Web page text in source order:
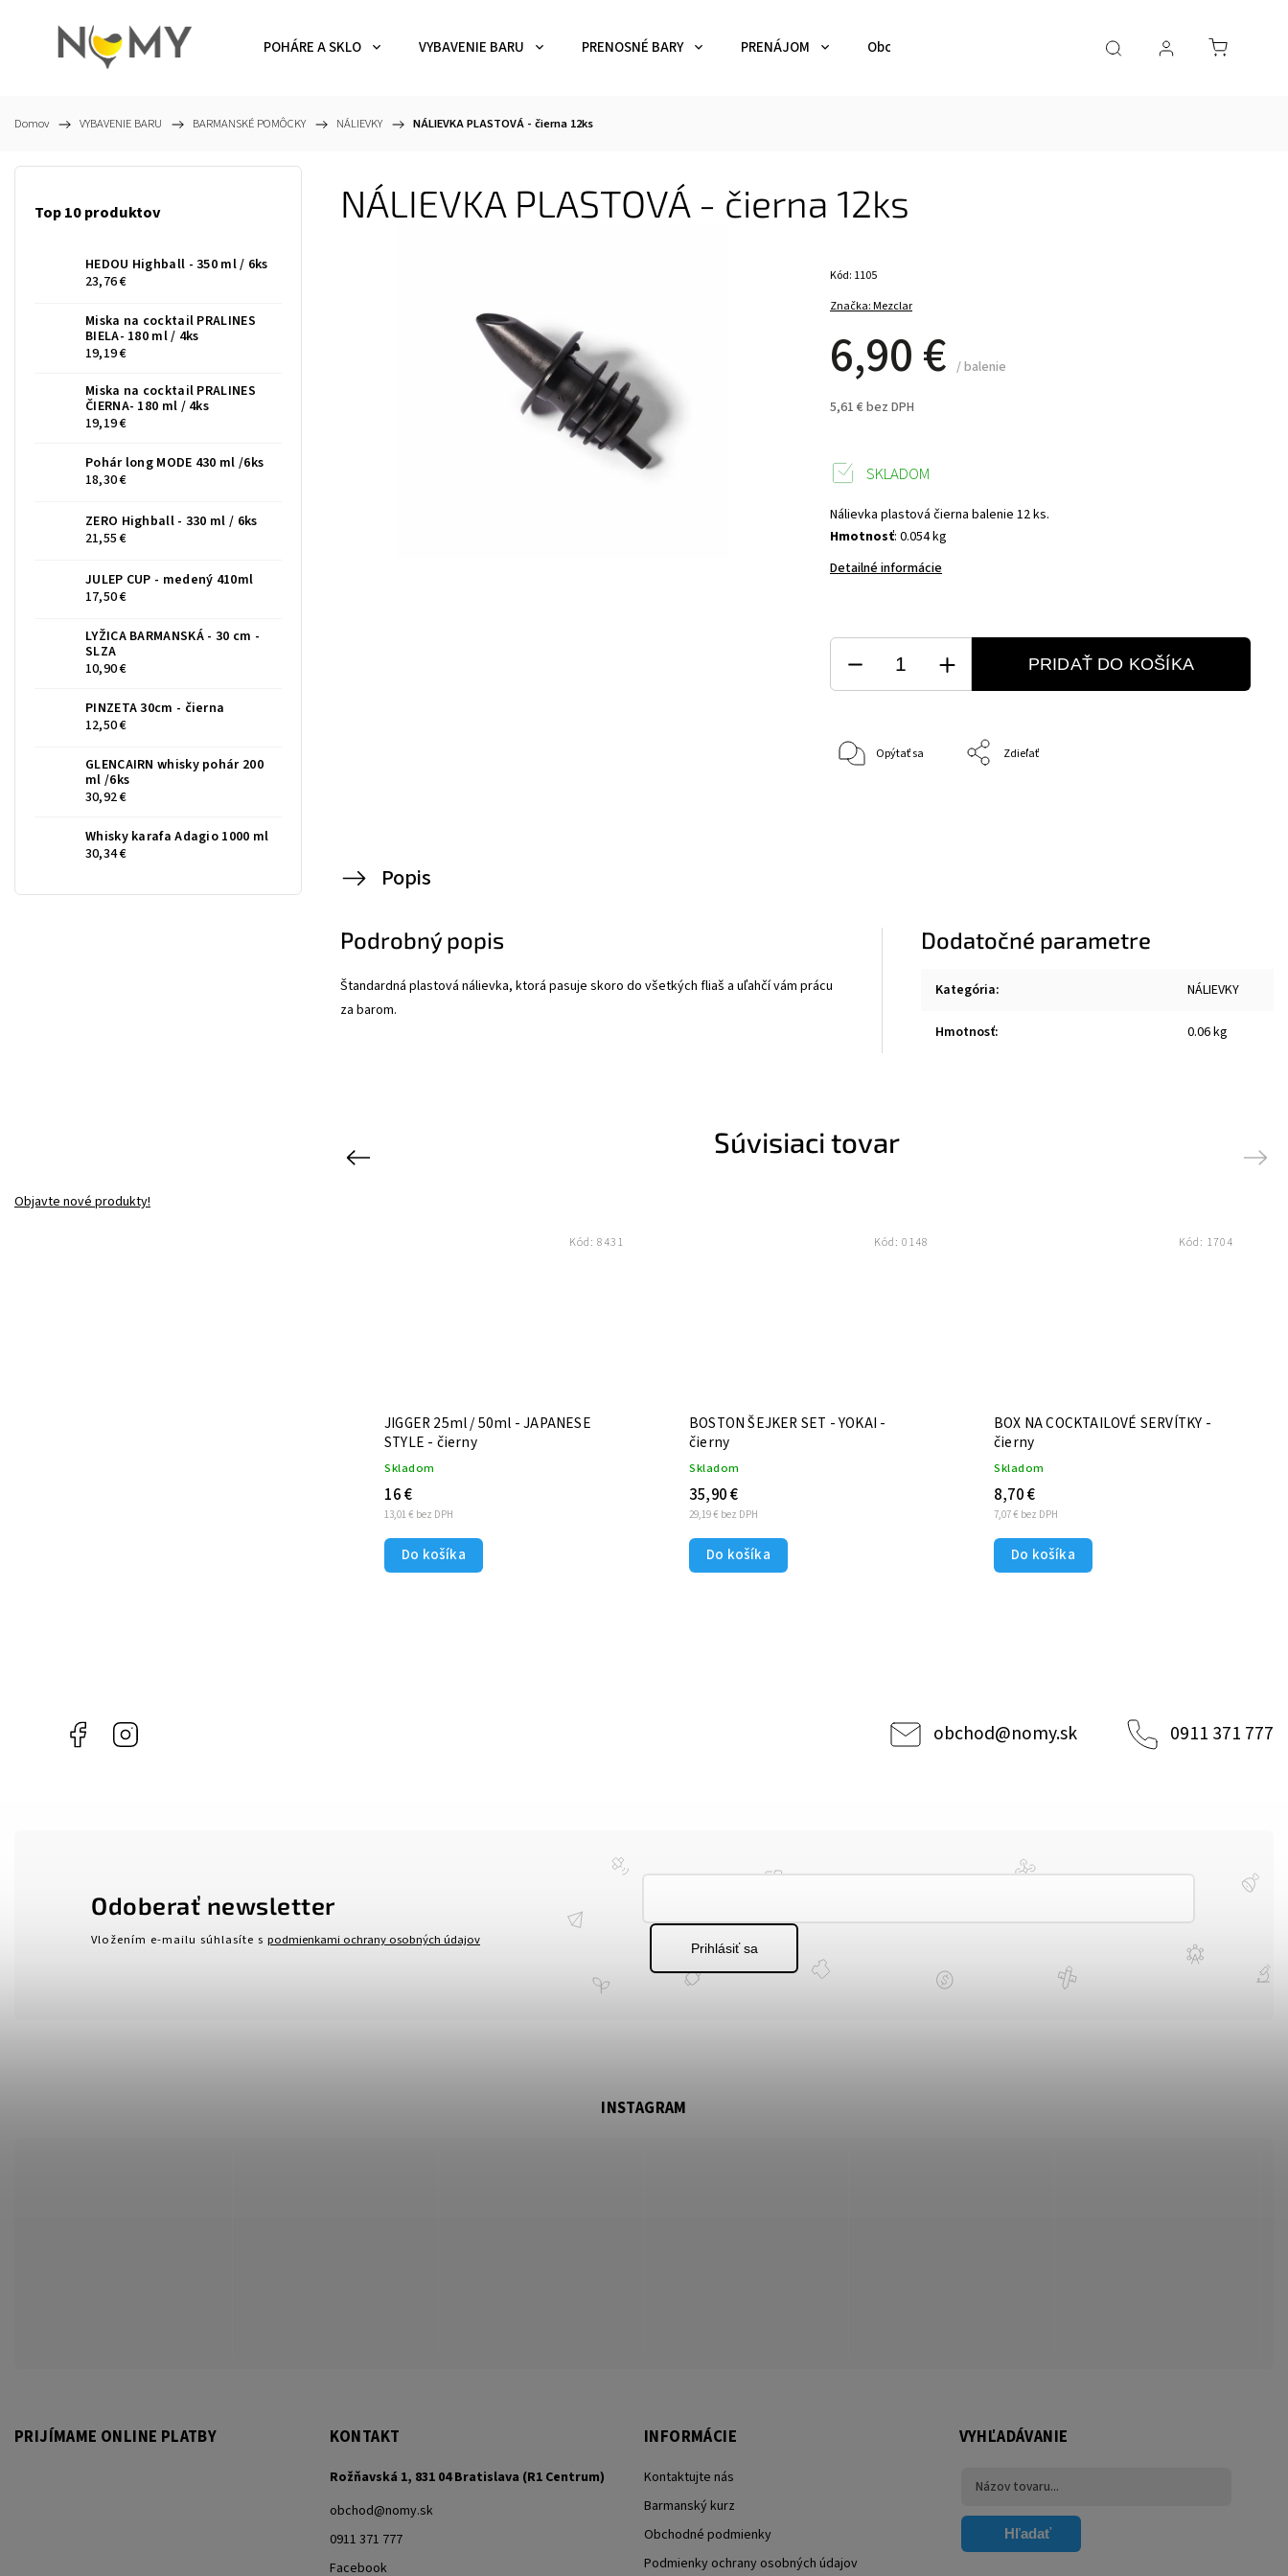
POHÁRE A SKLO VYBAVENIE BARU PRENOSNÉ BARY PRENÁJOM Obchodné podmienky Kontaktujte nás
Domov / VYBAVENIE BARU / BARMANSKÉ POMÔCKY / NÁLIEVKY / NÁLIEVKA PLASTOVÁ - čierna 12ks
Top 10 produktov
HEDOU Highball - 350 ml / 6ks
23,76 €
Miska na cocktail PRALINES
BIELA- 180 ml / 4ks
19,19 €
Miska na cocktail PRALINES
ČIERNA- 180 ml / 4ks
19,19 €
Pohár long MODE 430 ml /6ks
18,30 €
ZERO Highball - 330 ml / 6ks
21,55 €
JULEP CUP - medený 410ml
17,50 €
LYŽICA BARMANSKÁ - 30 cm -
SLZA
10,90 €
PINZETA 30cm - čierna
12,50 €
GLENCAIRN whisky pohár 200
ml /6ks
30,92 €
Whisky karafa Adagio 1000 ml
30,34 €
Objavte nové produkty!
NÁLIEVKA PLASTOVÁ - čierna 12ks
Značka:Mezclar
6,90 € / balenie
5,61 € bez DPH
Kód: 1105
Nálievka plastová čierna balenie 12 ks.
Hmotnosť: 0.054 kg
Detailné informácie
SKLADOM
PRIDAŤ DO KOŠÍKA
Opýtať sa Zdieľať
Popis
Podrobný popis
Štandardná plastová nálievka, ktorá pasuje skoro do všetkých fliaš a uľahčí vám prácu
za barom.
Dodatočné parametre
Kategória: NÁLIEVKY
Hmotnosť: 0.06 kg
Súvisiaci tovar
Previous
JIGGER 25ml / 50ml - JAPANESE
STYLE - čierny
Skladom
13,01 € bez DPH
16 €
Do košíka
Kód: 8431
BOSTON ŠEJKER SET - YOKAI -
čierny
Skladom
29,19 € bez DPH
35,90 €
Do košíka
Kód: 0148
BOX NA COCKTAILOVÉ SERVÍTKY -
čierny
Skladom
7,07 € bez DPH
8,70 €
Do košíka
Kód: 1704
Next
Facebook obchod@nomy.sk 0911 371 777
PRIJÍMAME ONLINE PLATBY KONTAKT
Rožňavská 1, 831 04 Bratislava (R1 Centrum)
obchod@nomy.sk
0911 371 777
Facebook
INFORMÁCIE
Kontaktujte nás
Barmanský kurz
Obchodné podmienky
Podmienky ochrany osobných údajov
Odoberať newsletter
Vložením e-mailu súhlasíte s podmienkami ochrany osobných údajov
Prihlásiť sa
VYHĽADÁVANIE
Hľadať
INSTAGRAM